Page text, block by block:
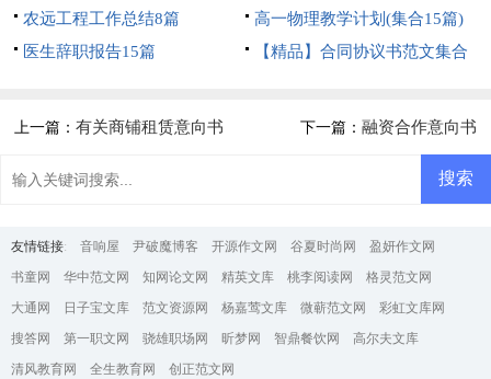
农远工程工作总结8篇
高一物理教学计划(集合15篇)
医生辞职报告15篇
【精品】合同协议书范文集合
上一篇：有关商铺租赁意向书 下一篇： 融资合作意向书
友情链接: 音响屋 尹破魔博客 开源作文网 谷夏时尚网
盈妍作文网
书童网
华中范文网 知网论文网 精英文库 桃李阅读网
格灵范文网
大通网
日子宝文库 范文资源网 杨嘉莺文库 微蕲范文网
彩虹文库网
搜答网
第一职文网 骁雄职场网 昕梦网 智鼎餐饮网
高尔夫文库
清风教育网
全生教育网 创正范文网